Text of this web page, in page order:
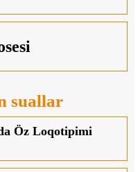
suallar
Öz Loqotipimi